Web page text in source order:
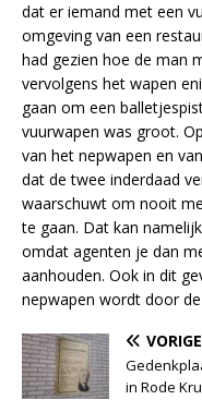
dat er iemand met een
omgeving van een
had gezien hoe de man
vervolgens het wapen
gaan om een
vuurwapen was groot.
van het nepwapen en
dat de twee inderdaad
waarschuwt om nooit
te gaan. Dat kan
omdat agenten je dan
aanhouden. Ook in dit
nepwapen wordt door
VORIGE
in Rode